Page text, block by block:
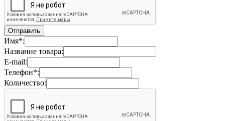
Имя*:
Название товара:
E-mail:
Телефон*:
Количество: